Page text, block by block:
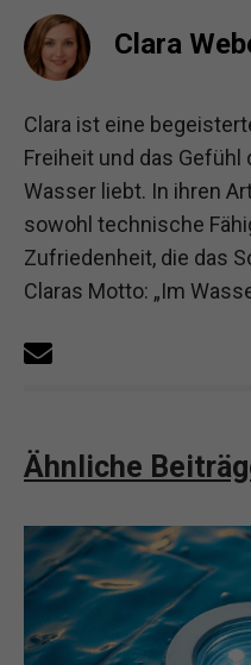
Clara
Clara ist eine
Freiheit und das
Wasser liebt. In ihren
sowohl technische
Zufriedenheit, die das
Claras Motto: „Im
Ähnliche